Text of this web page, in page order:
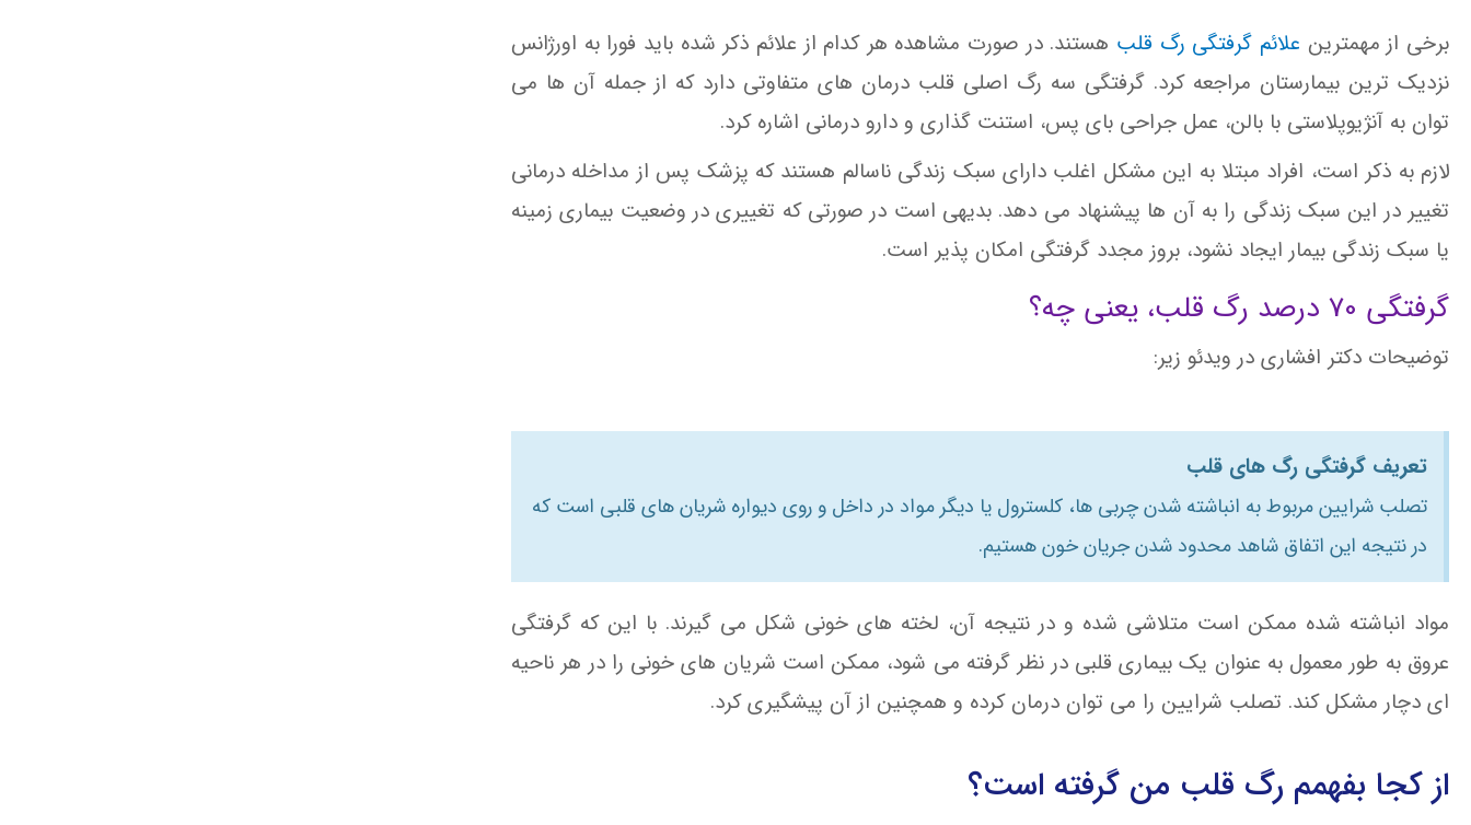
برخی از مهمترین علائم گرفتگی رگ قلب هستند. در صورت مشاهده هر کدام از علائم ذکر شده باید فورا به اورژانس
نزدیک ترین بیمارستان مراجعه کرد. گرفتگی سه رگ اصلی قلب درمان های متفاوتی دارد که از جمله آن ها می
توان به آنژیوپلاستی با بالن، عمل جراحی بای پس، استنت گذاری و دارو درمانی اشاره کرد.
لازم به ذکر است، افراد مبتلا به این مشکل اغلب دارای سبک زندگی ناسالم هستند که پزشک پس از مداخله درمانی
تغییر در این سبک زندگی را به آن ها پیشنهاد می دهد. بدیهی است در صورتی که تغییری در وضعیت بیماری زمینه
یا سبک زندگی بیمار ایجاد نشود، بروز مجدد گرفتگی امکان پذیر است.
گرفتگی 70 درصد رگ قلب، یعنی چه؟
توضیحات دکتر افشاری در ویدئو زیر:
تعریف گرفتگی رگ های قلب
تصلب شرایین مربوط به انباشته شدن چربی ها، کلسترول یا دیگر مواد در داخل و روی دیواره شریان های قلبی است که
در نتیجه این اتفاق شاهد محدود شدن جریان خون هستیم.
مواد انباشته شده ممکن است متلاشی شده و در نتیجه آن، لخته های خونی شکل می گیرند. با این که گرفتگی
عروق به طور معمول به عنوان یک بیماری قلبی در نظر گرفته می شود، ممکن است شریان های خونی را در هر ناحیه
ای دچار مشکل کند. تصلب شرایین را می توان درمان کرده و همچنین از آن پیشگیری کرد.
از کجا بفهمم رگ قلب من گرفته است؟